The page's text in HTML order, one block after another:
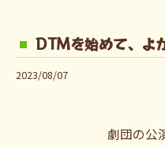
DTMを始めて、よ
2023/08/07
劇団の公